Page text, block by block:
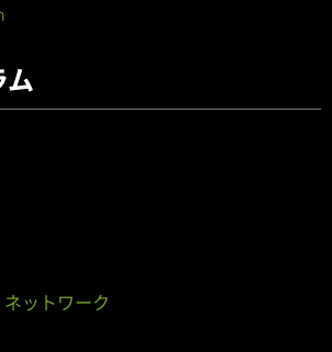
ム
ットワーク